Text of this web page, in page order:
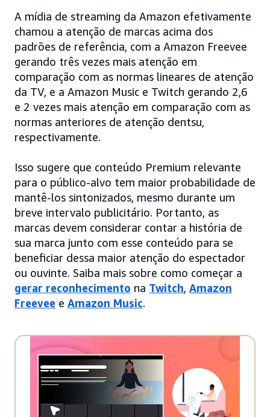
A mídia de streaming da Amazon efetivamente
chamou a atenção de marcas acima dos
padrões de referência, com a Amazon Freevee
gerando três vezes mais atenção em
comparação com as normas lineares de atenção
da TV, e a Amazon Music e Twitch gerando 2,6
e 2 vezes mais atenção em comparação com as
normas anteriores de atenção dentsu,
respectivamente.
Isso sugere que conteúdo Premium relevante
para o público-alvo tem maior probabilidade de
mantê-los sintonizados, mesmo durante um
breve intervalo publicitário. Portanto, as
marcas devem considerar contar a história de
sua marca junto com esse conteúdo para se
beneficiar dessa maior atenção do espectador
ou ouvinte. Saiba mais sobre como começar a
gerar reconhecimento na Twitch, Amazon
Freevee e Amazon Music.